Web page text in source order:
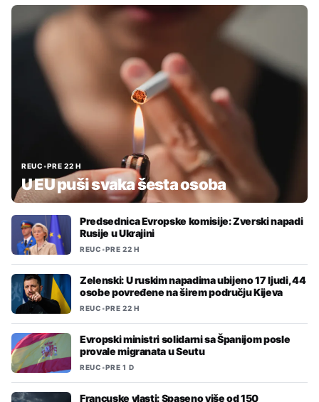
REUC•PRE 22 H
U EU puši svaka šesta osoba
Predsednica Evropske komisije: Zverski napadi
Rusije u Ukrajini
REUC•PRE 22 H
Zelenski: U ruskim napadima ubijeno 17 ljudi, 44
osobe povređene na širem području Kijeva
REUC•PRE 22 H
Evropski ministri solidarni sa Španijom posle
provale migranata u Seutu
REUC•PRE 1 D
Francuske vlasti: Spaseno više od 150